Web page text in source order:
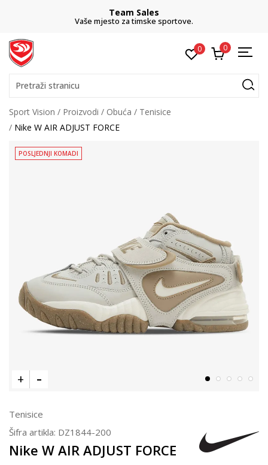
Team Sales
Vaše mjesto za timske sportove.
0 0
Pretraži stranicu
Sport Vision Proizvodi Obuća
Tenisice
Nike W AIR ADJUST FORCE
POSLJEDNJI KOMADI
Tenisice
Šifra artikla: DZ1844-200
Nike W AIR ADJUST FORCE